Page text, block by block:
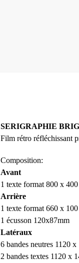
SERIGRAPHIE
Film rétro réfléchissant
Composition:
Avant
1 texte format 800 x
Arrière
1 texte format 660 x
1 écusson 120x87mm
Latéraux
6 bandes neutres 1120
2 bandes textes 1120 x